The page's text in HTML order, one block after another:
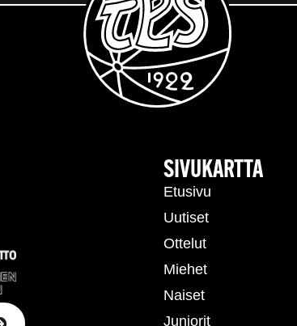
SIVUKARTTA
Etusivu
Uutiset
Ottelut
Miehet
Naiset
Juniorit